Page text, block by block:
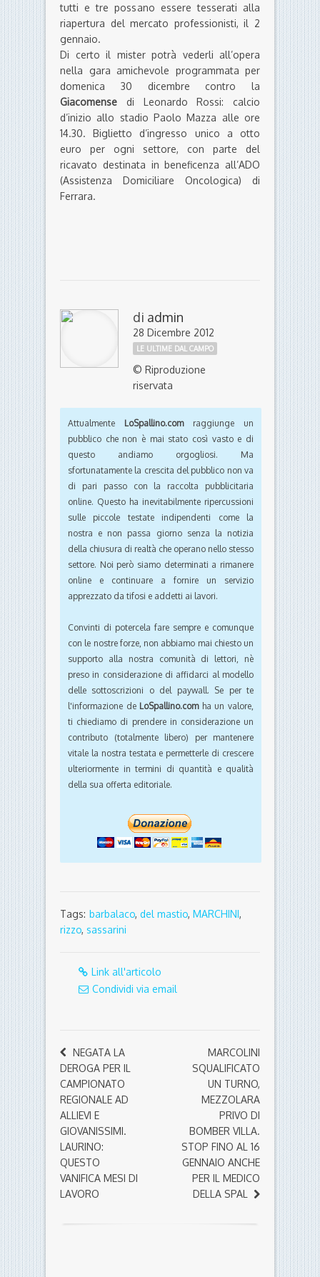
tutti e tre possano essere tesserati alla
riapertura del mercato professionisti, il 2
gennaio.
Di certo il mister potrà vederli all’opera
nella gara amichevole programmata per
domenica 30 dicembre contro la
Giacomense di Leonardo Rossi: calcio
d’inizio allo stadio Paolo Mazza alle ore
14.30. Biglietto d’ingresso unico a otto
euro per ogni settore, con parte del
ricavato destinata in beneficenza all’ADO
(Assistenza Domiciliare Oncologica) di
Ferrara.
di admin
28 Dicembre 2012
LE ULTIME DAL CAMPO
© Riproduzione
riservata
Attualmente LoSpallino.comraggiunge un
pubblico che non è mai stato così vasto e di
questo andiamo orgogliosi. Ma
sfortunatamente la crescita del pubblico non va
di pari passo con la raccolta pubblicitaria
online. Questo ha inevitabilmente ripercussioni
sulle piccole testate indipendenti come la
nostra e non passa giorno senza la notizia
della chiusura di realtà che operano nello stesso
settore. Noi però siamo determinati a rimanere
online e continuare a fornire un servizio
apprezzato da tifosi e addetti ai lavori.
Convinti di potercela fare sempre e comunque
con le nostre forze, non abbiamo mai chiesto un
supporto alla nostra comunità di lettori, nè
preso in considerazione di affidarci al modello
delle sottoscrizioni o del paywall. Se per te
l'informazione de LoSpallino.comha un valore,
ti chiediamo di prendere in considerazione un
contributo (totalmente libero) per mantenere
vitale la nostra testata e permetterle di crescere
ulteriormente in termini di quantità e qualità
della sua offerta editoriale.
Tags: barbalaco, del mastio, MARCHINI,
rizzo, sassarini
Link all'articolo
Condividi via email
NEGATA LA
DEROGA PER IL
CAMPIONATO
REGIONALE AD
ALLIEVI E
GIOVANISSIMI.
LAURINO:
QUESTO
VANIFICA MESI DI
LAVORO
MARCOLINI
SQUALIFICATO
UN TURNO,
MEZZOLARA
PRIVO DI
BOMBER VILLA.
STOP FINO AL 16
GENNAIO ANCHE
PER IL MEDICO
DELLA SPAL